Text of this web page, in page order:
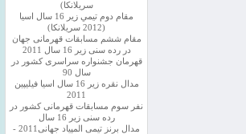
سريلانكا)
مقام دوم تيمي زير 16 سال اسيا
(2012 سريلانكا)
مقام ششم مسابقات قهرمانی جهان
در رده سنی زیر 16 سال 2011
قهرمان جشنواره سراسری کشور در
سال 90
مدال نقره زیر 16 سال اسیا فیلیپین
2011
نفر سوم مسابقات قهرمانی کشور در
رده سنی زیر 16 سال
مدال برنز تیمی المپیاد جهانی2011 -